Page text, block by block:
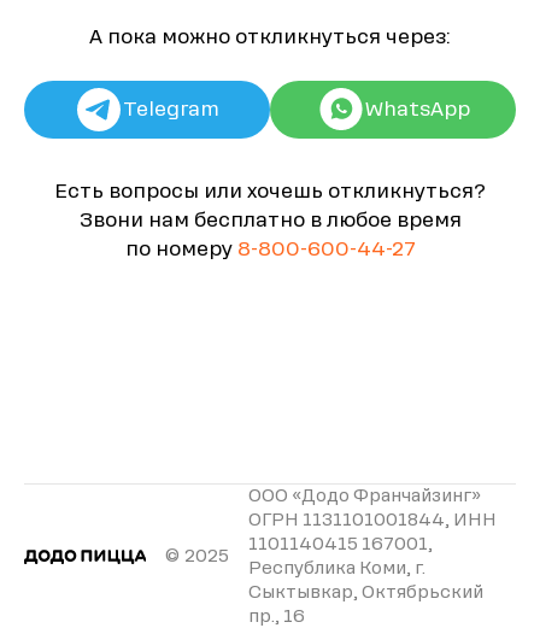
А пока можно откликнуться через:
Telegram WhatsApp
Есть вопросы или хочешь откликнуться?
Звони нам бесплатно в любое время
по номеру 8-800-600-44-27
© 2025
ООО «Додо Франчайзинг»
ОГРН 1131101001844, ИНН
1101140415 167001,
Республика Коми, г.
Сыктывкар, Октябрьский
пр., 16